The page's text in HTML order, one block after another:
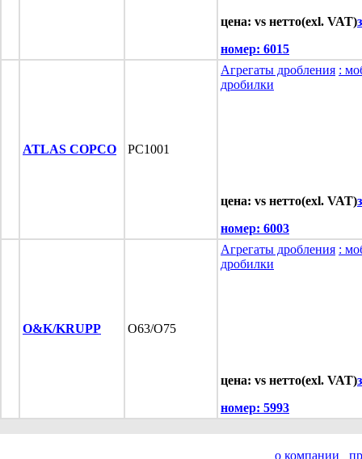
цена: vs нетто(exl. VAT)
номер: 6015
ATLAS COPCO PC1001
Агрегаты дробления :
дробилки
цена: vs нетто(exl. VAT)
номер: 6003
O&K/KRUPP O63/O75
Агрегаты дробления :
дробилки
цена: vs нетто(exl. VAT)
номер: 5993
о компании